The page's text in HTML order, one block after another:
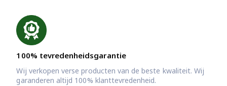
100% tevredenheidsgarantie
Wij verkopen verse producten van de beste kwaliteit. Wij
garanderen altijd 100% klanttevredenheid.